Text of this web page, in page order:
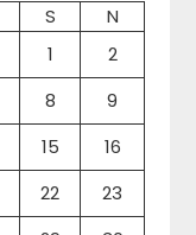
S
N
1
2
8
9
15
16
22
23